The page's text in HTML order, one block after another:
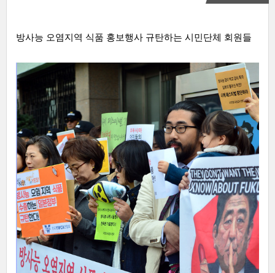
방사능 오염지역 식품 홍보행사 규탄하는 시민단체 회원들